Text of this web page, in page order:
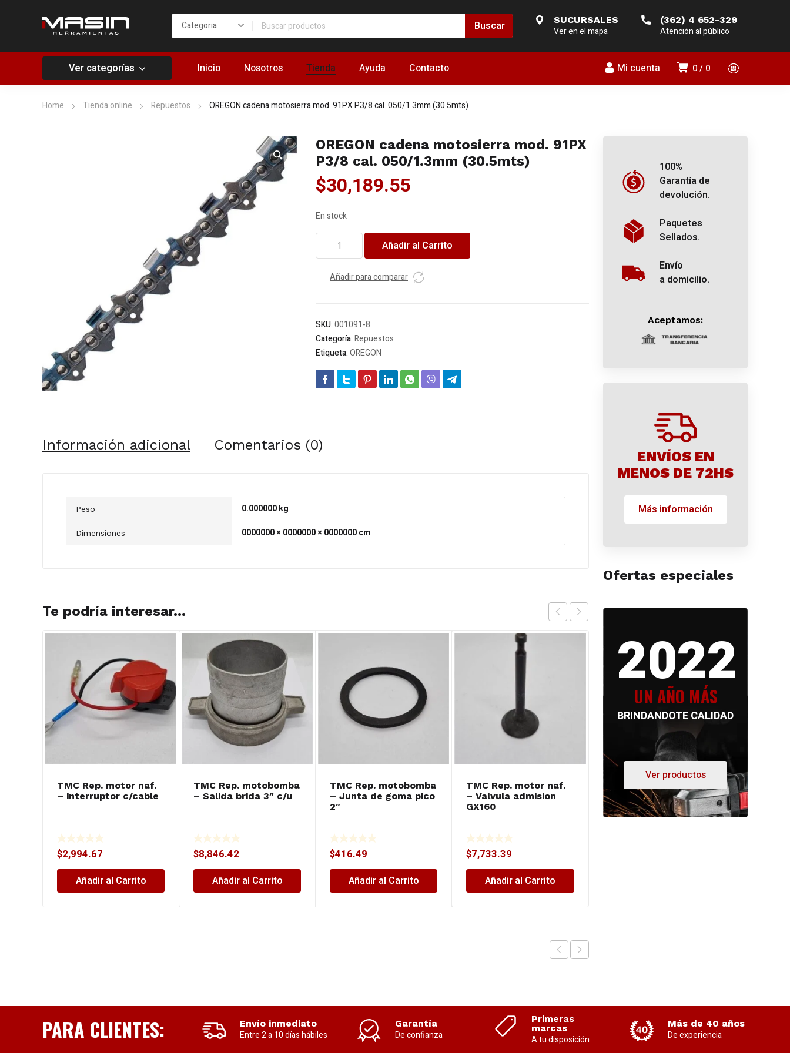
SUCURSALES
Ver en el mapa
(362) 4 652-329
Atención al público
0 0
Mi cuenta
Ver categorías Inicio Nosotros Tienda Ayuda Contacto
Home Tienda online Repuestos OREGON cadena motosierra mod. 91PX P3/8 cal. 050/1.3mm (30.5mts)
OREGON cadena motosierra mod. 91PX
P3/8 cal. 050/1.3mm (30.5mts)
$30,189.55
En stock
cadena
mod.
050/1.3mm
(30.5mts)
cantidad
Añadir al Carrito
Añadir para comparar
SKU:001091-8
Categoría:Repuestos
Etiqueta:OREGON
Información adicional Comentarios (0)
Peso 0.000000 kg
Dimensiones 0000000 × 0000000 × 0000000 cm
Te podría interesar...
TMC Rep. motor naf.
– interruptor c/cable
$2,994.67
Añadir al Carrito
TMC Rep. motobomba
– Salida brida 3″ c/u
$8,846.42
Añadir al Carrito
TMC Rep. motobomba
– Junta de goma pico
2″
$416.49
Añadir al Carrito
TMC Rep. motor naf.
– Valvula admision
GX160
$7,733.39
Añadir al Carrito
TMC Rep. motor naf.
– juego aros gx160
6,5hp 68 mm std
100%
Garantía de
devolución.
Paquetes
Sellados.
Envío
a domicilio.
Aceptamos:
ENVÍOS EN
MENOS DE 72HS
Más información
Ofertas especiales
2022
UN AÑO MÁS
BRINDANDOTE CALIDAD
Ver productos
PARA CLIENTES: Envío inmediato
Entre 2 a 10 días hábiles
Garantía
De confianza
Primeras
marcas
A tu disposición
Más de 40 años
De experiencia